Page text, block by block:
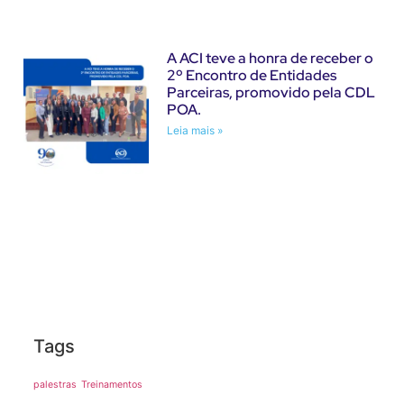
A ACI teve a honra de receber o
2º Encontro de Entidades
Parceiras, promovido pela CDL
POA.
Leia mais »
Tags
palestras Treinamentos